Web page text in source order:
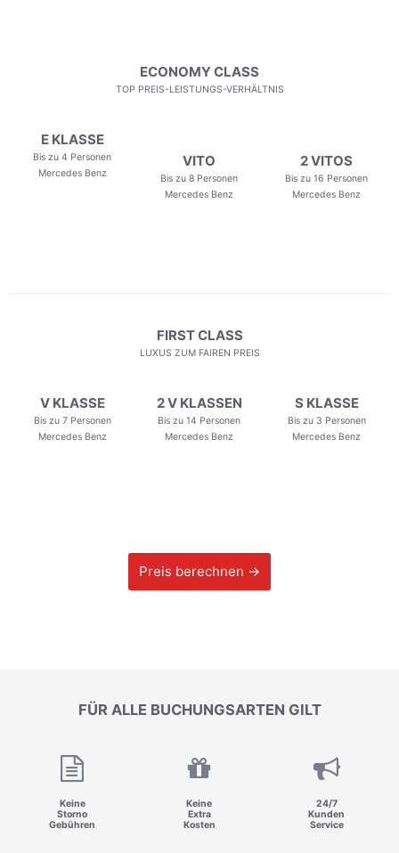
ECONOMY CLASS
TOP PREIS-LEISTUNGS-VERHÄLTNIS
E KLASSE
Bis zu 4 Personen
Mercedes Benz
VITO
Bis zu 8 Personen
Mercedes Benz
2 VITOS
Bis zu 16 Personen
Mercedes Benz
FIRST CLASS
LUXUS ZUM FAIREN PREIS
V KLASSE
Bis zu 7 Personen
Mercedes Benz
2 V KLASSEN
Bis zu 14 Personen
Mercedes Benz
S KLASSE
Bis zu 3 Personen
Mercedes Benz
Preis berechnen →
FÜR ALLE BUCHUNGSARTEN GILT
Keine
Storno
Gebühren
Keine
Extra
Kosten
24/7
Kunden
Service